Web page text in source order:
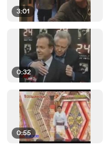
3:01
0:32
0:55